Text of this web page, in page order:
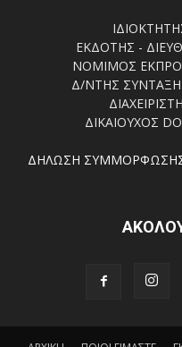
ΕΚΔΟΤΗΣ -
ΝΟΜΙΜΟΣ
Δ/ΝΤΗΣ
ΔΙΚΑΙΟΥΧΟΣ
ΔΗΛΩΣΗ ΣΥΜΜΟΡΦΩΣΗΣ